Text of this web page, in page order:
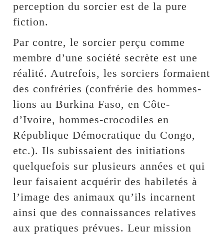
perception du sorcier est de la pure
fiction.
Par contre, le sorcier perçu comme
membre d’une société secrète est une
réalité. Autrefois, les sorciers formaient
des confréries (confrérie des hommes-
lions au Burkina Faso, en Côte-
d’Ivoire, hommes-crocodiles en
République Démocratique du Congo,
etc.). Ils subissaient des initiations
quelquefois sur plusieurs années et qui
leur faisaient acquérir des habiletés à
l’image des animaux qu’ils incarnent
ainsi que des connaissances relatives
aux pratiques prévues. Leur mission